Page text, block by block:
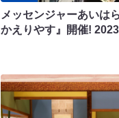
メッセンジャーあいは
かえりやす』開催!